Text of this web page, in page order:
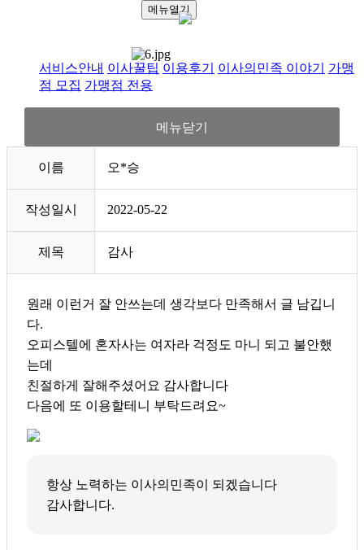
메뉴열기
서비스안내 이사꿀팁 이용후기 이사의민족 이야기
가맹
점 모집 가맹점 전용
메뉴닫기
이름 오*승
작성일시 2022-05-22
제목 감사
원래 이런거 잘 안쓰는데 생각보다 만족해서 글 남깁니
다.
오피스텔에 혼자사는 여자라 걱정도 마니 되고 불안했
는데
친절하게 잘해주셨어요 감사합니다
다음에 또 이용할테니 부탁드려요~
항상 노력하는 이사의민족이 되겠습니다
감사합니다.